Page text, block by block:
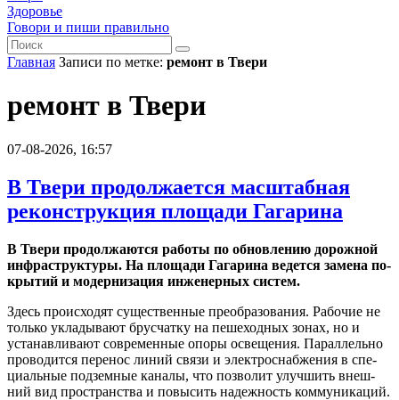
Здоровье
Говори и пиши правильно
Главная Записи по метке: ремонт в Твери
ремонт в Твери
07-08-2026, 16:57
В Твери продолжается масштабная
реконструкция площади Гагарина
В Твери про­дол­жа­ют­ся ра­бо­ты по об­нов­ле­нию до­рож­ной
ин­фра­струк­ту­ры. На пло­ща­ди Га­га­ри­на ве­дет­ся за­ме­на по­
кры­тий и мо­дер­ни­за­ция ин­же­нер­ных си­стем.
Здесь про­ис­хо­дят су­ще­ствен­ные пре­об­ра­зо­ва­ния. Ра­бо­чие не
толь­ко укла­ды­ва­ют брус­чат­ку на пе­ше­ход­ных зонах, но и
уста­нав­ли­ва­ют со­вре­мен­ные опоры осве­ще­ния. Па­рал­лель­но
про­во­дит­ся пе­ре­нос линий связи и элек­тро­снаб­же­ния в спе­
ци­аль­ные под­зем­ные ка­на­лы, что поз­во­лит улуч­шить внеш­
ний вид про­стран­ства и по­вы­сить на­деж­ность ком­му­ни­ка­ций.